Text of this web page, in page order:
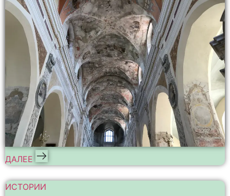
ДАЛЕЕ
ИСТОРИИ